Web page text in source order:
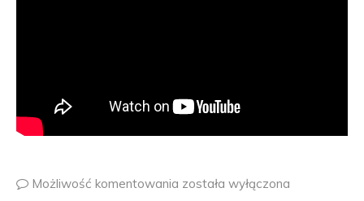
Możliwość komentowania została wyłączona